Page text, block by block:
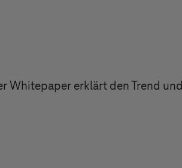
Whitepaper erklärt den Trend und